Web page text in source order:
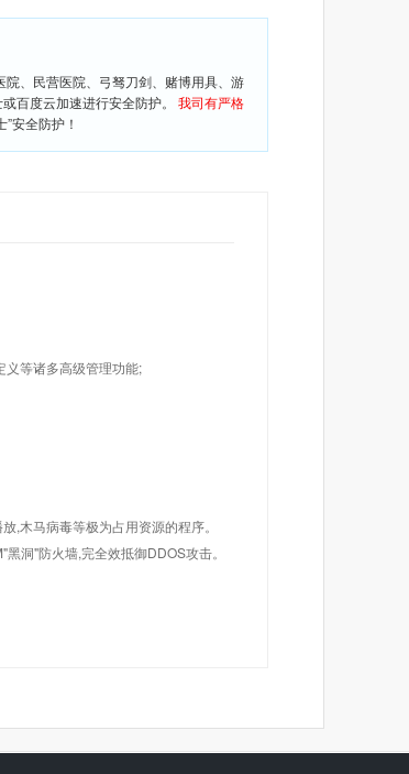
、民营医院、弓驽刀剑、赌博用具、游
百度云加速进行安全防护。 我司有严格
安全防护！
义等诸多高级管理功能;
,木马病毒等极为占用资源的程序。
洞"防火墙,完全效抵御DDOS攻击。